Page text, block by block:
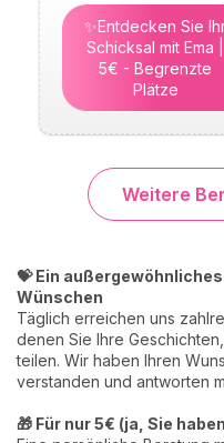
✨Entdecken Sie
Schicksal mit Ema |
5€ - Begrenzte
Plätze
Weitere
💝 Ein
Wünschen
Täglich erreichen uns
denen Sie Ihre
teilen. Wir haben Ihren
verstanden und antworten
🎁 Für nur 5€ (ja, Sie